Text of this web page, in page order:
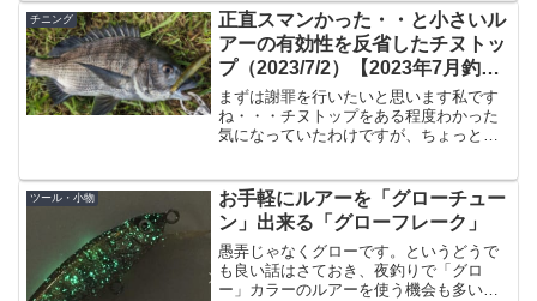
チニング
正直スマンかった・・と小さいル
アーの有効性を反省したチヌトッ
プ（2023/7/2）【2023年7月釣
果】
まずは謝罪を行いたいと思います私です
ね・・・チヌトップをある程度わかった
気になっていたわけですが、ちょっと反
ルアーだけでも釣れるじゃん」と思って
いたんですよ。なんですが...
ツール・小物
お手軽にルアーを「グローチュー
ン」出来る「グローフレーク」
愚弄じゃなくグローです。というどうで
も良い話はさておき、夜釣りで「グロ
ー」カラーのルアーを使う機会も多いの